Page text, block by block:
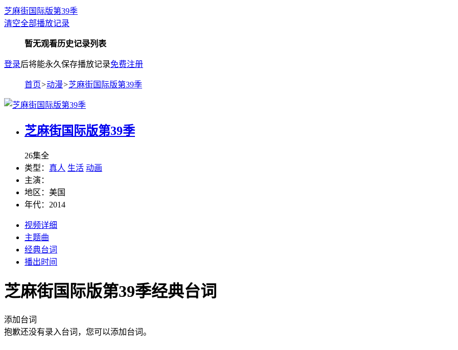
芝麻街国际版第39季
清空全部播放记录
暂无观看历史记录列表
登录后将能永久保存播放记录免费注册
首页>动漫>芝麻街国际版第39季
芝麻街国际版第39季
26集全
类型： 真人 生活 动画
主演：
地区： 美国
年代： 2014
视频详细
主题曲
经典台词
播出时间
芝麻街国际版第39季经典台词
添加台词
抱歉还没有录入台词，您可以添加台词。